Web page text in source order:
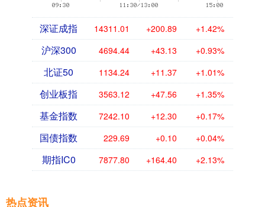
深证成指 14311.01 +200.89 +1.42%
沪深300 4694.44 +43.13 +0.93%
北证50 1134.24 +11.37 +1.01%
创业板指 3563.12 +47.56 +1.35%
基金指数 7242.10 +12.30 +0.17%
国债指数 229.69 +0.10 +0.04%
期指IC0 7877.80 +164.40 +2.13%
热点资讯